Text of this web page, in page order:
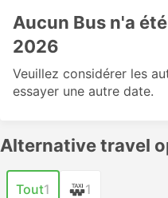
Aucun Bus n'a
2026
Veuillez considérer les
essayer une autre date.
Alternative travel
Tout1 1